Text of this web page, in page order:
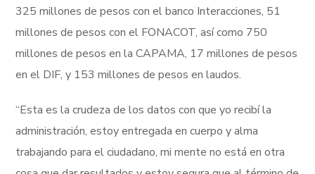
325 millones de pesos con el banco Interacciones, 51
millones de pesos con el FONACOT, así como 750
millones de pesos en la CAPAMA, 17 millones de pesos
en el DIF, y 153 millones de pesos en laudos.
“Esta es la crudeza de los datos con que yo recibí la
administración, estoy entregada en cuerpo y alma
trabajando para el ciudadano, mi mente no está en otra